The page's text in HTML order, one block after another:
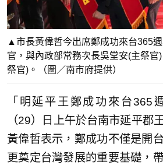
▲市長黃偉哲今出席鄭成功來台365
官，與內政部常務次長吳堂安(主祭官
祭官)。（圖／南市府提供）
「明延平王鄭成功來台365
（29）日上午於台南市延平郡
黃偉哲表示，鄭成功不僅是開
更奠定台灣發展的重要基礎，